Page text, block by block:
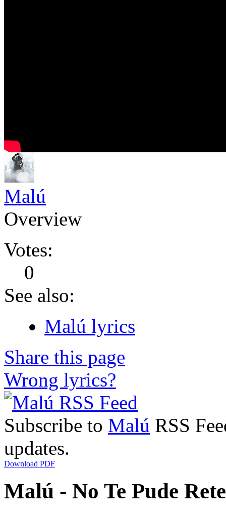
Malú
Overview
Votes:
0
See also:
Malú lyrics
Share this page
Wrong lyrics?
Subscribe to Malú RSS
updates.
Download PDF
Malú - No Te Pude